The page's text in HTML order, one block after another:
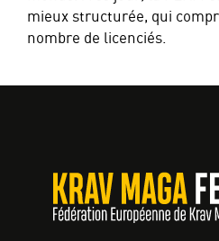
mieux structurée, qui
nombre de licenciés.